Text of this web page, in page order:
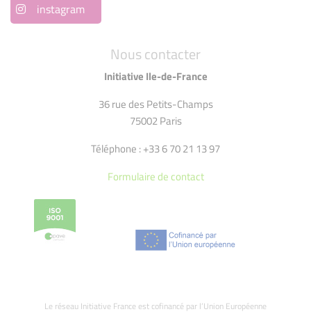
Nous contacter
Initiative Ile-de-France
36 rue des Petits-Champs
75002 Paris
Téléphone : +33 6 70 21 13 97
Formulaire de contact
Le réseau Initiative France est cofinancé par l’Union Européenne
instagram